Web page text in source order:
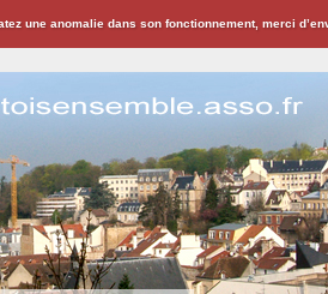
une anomalie dans son fonctionnement, merci